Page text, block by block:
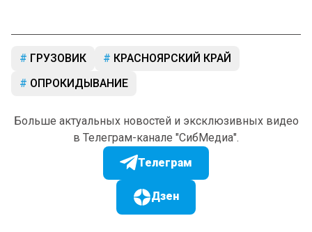
ГРУЗОВИК
КРАСНОЯРСКИЙ КРАЙ
ОПРОКИДЫВАНИЕ
Больше актуальных новостей и эксклюзивных видео
в Телеграм-канале "СибМедиа".
Телеграм
Дзен